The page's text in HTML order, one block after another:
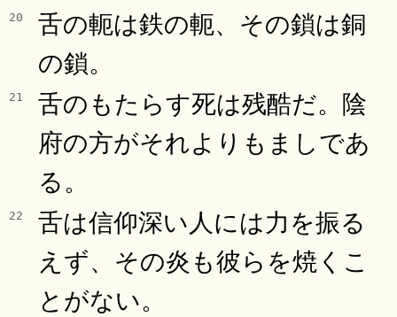
20
舌の軛は鉄の軛、その鎖は銅
の鎖。
21
舌のもたらす死は残酷だ。陰
府の方がそれよりもましであ
る。
22
舌は信仰深い人には力を振る
えず、その炎も彼らを焼くこ
とがない。